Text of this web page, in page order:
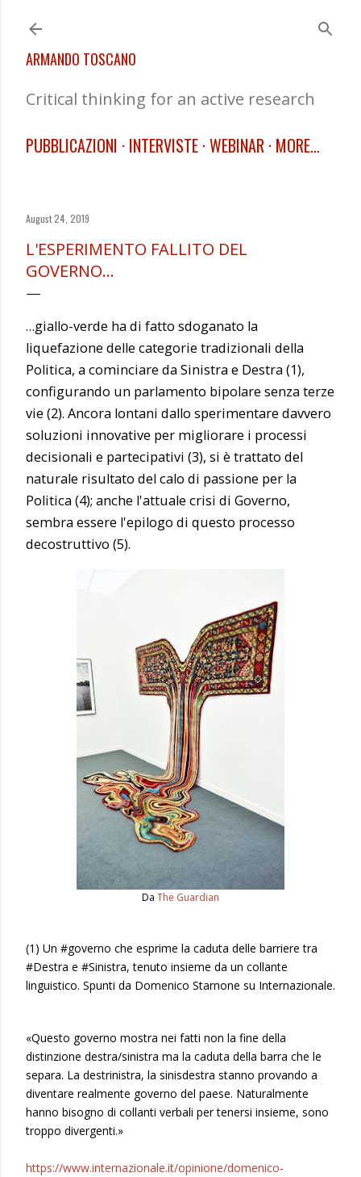
ARMANDO TOSCANO
Critical thinking for an active research
PUBBLICAZIONI INTERVISTE WEBINAR MORE…
August 24, 2019
L'ESPERIMENTO FALLITO DEL
GOVERNO…
…giallo-verde ha di fatto sdoganato la
liquefazione delle categorie tradizionali della
Politica, a cominciare da Sinistra e Destra (1),
configurando un parlamento bipolare senza terze
vie (2). Ancora lontani dallo sperimentare davvero
soluzioni innovative per migliorare i processi
decisionali e partecipativi (3), si è trattato del
naturale risultato del calo di passione per la
Politica (4); anche l'attuale crisi di Governo,
sembra essere l'epilogo di questo processo
decostruttivo (5).
Da The Guardian
(1) Un #governo che esprime la caduta delle barriere tra
#Destra e #Sinistra, tenuto insieme da un collante
linguistico. Spunti da Domenico Starnone su Internazionale.
«Questo governo mostra nei fatti non la fine della
distinzione destra/sinistra ma la caduta della barra che le
separa. La destrinistra, la sinisdestra stanno provando a
diventare realmente governo del paese. Naturalmente
hanno bisogno di collanti verbali per tenersi insieme, sono
troppo divergenti.»
https://www.internazionale.it/opinione/domenico-